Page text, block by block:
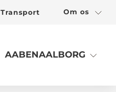
Transport Om os
AABENAALBORG